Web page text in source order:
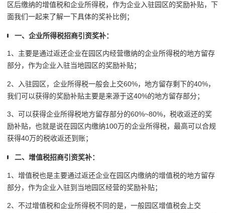
区后缴纳的增值税和企业所得税，作为企业入驻园区的奖励补贴，下
面我们一起来了解一下具体的奖补比例；
一、企业所得税招商引资奖补：
1、主要是通过返还企业在园区内经营缴纳的企业所得税的地方留存
部分，作为企业入驻当地园区的奖励补贴；
2、入驻园区，企业所得税一般会上交60%，地方留存剩下的40%，
我们可以获得的奖励补贴主要是来源于这40%的地方留存部分；
3、可以获得企业所得税地方留存部分的60%~80%，税收返还的奖
励补贴，也就是说在园区内缴纳100万的企业所得税，最高可以合规
获得40万的税收返还到账；
二、增值税招商引资奖补：
1、增值税也是主要通过返还企业在园区内缴纳的增值税的地方留存
部分，作为企业入驻到当地园区经营的奖励补贴；
2、不过增值税和企业所得税不同的是，一般园区增值税会上交